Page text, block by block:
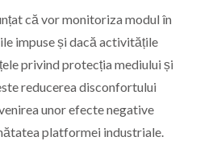
că vor monitoriza modul în
impuse și dacă activitățile
privind protecția mediului și
reducerea disconfortului
unor efecte negative
platformei industriale.